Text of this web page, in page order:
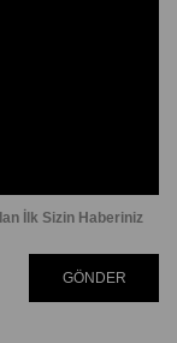
İlk Sizin Haberiniz
GÖNDER